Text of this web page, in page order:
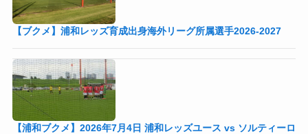
【ブクメ】浦和レッズ育成出身海外リーグ所属選手2026-2027
【浦和ブクメ】2026年7月4日 浦和レッズユース vs ソルティーロ